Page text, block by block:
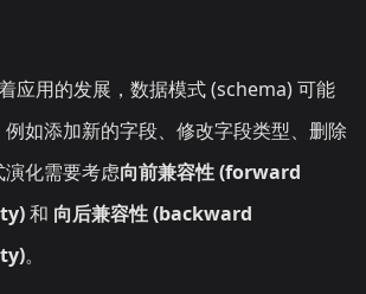
应用的发展，数据模式 (schema) 可能
如添加新的字段、修改字段类型、删除
化需要考虑向前兼容性 (forward
和 向后兼容性 (backward
。